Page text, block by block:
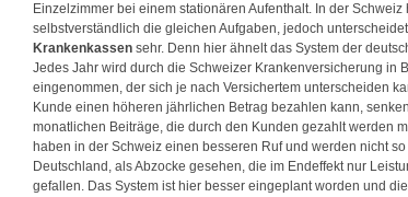
Einzelzimmer bei einem stationären Aufenthalt. In der
selbstverständlich die gleichen Aufgaben, jedoch
Krankenkassen sehr. Denn hier ähnelt das System der
Jedes Jahr wird durch die Schweizer Krankenversicherung in
eingenommen, der sich je nach Versichertem unterscheiden
Kunde einen höheren jährlichen Betrag bezahlen kann,
monatlichen Beiträge, die durch den Kunden gezahlt werden
haben in der Schweiz einen besseren Ruf und werden nicht
Deutschland, als Abzocke gesehen, die im Endeffekt nur
gefallen. Das System ist hier besser eingeplant worden und